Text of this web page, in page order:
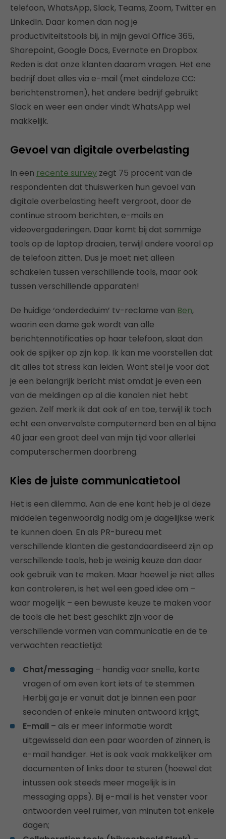
telefoon, WhatsApp, Slack, Teams, Zoom, Twitter en
LinkedIn. Daar komen dan nog je
productiviteitstools bij, in mijn geval Office 365,
Sharepoint, Google Docs, Evernote en Dropbox.
Reden is dat onze klanten daarom vragen. Het ene
bedrijf doet alles via e-mail (met eindeloze CC:
berichtenstromen), het andere bedrijf gebruikt
Slack en weer een ander vindt WhatsApp wel
makkelijk.
Gevoel van digitale overbelasting
In een recente survey zegt 75 procent van de
respondenten dat thuiswerken hun gevoel van
digitale overbelasting heeft vergroot, door de
continue stroom berichten, e-mails en
videovergaderingen. Daar komt bij dat sommige
tools op de laptop draaien, terwijl andere vooral op
de telefoon zitten. Dus je moet niet alleen
schakelen tussen verschillende tools, maar ook
tussen verschillende apparaten!
De huidige ‘onderdeduim’ tv-reclame van Ben,
waarin een dame gek wordt van alle
berichtennotificaties op haar telefoon, slaat dan
ook de spijker op zijn kop. Ik kan me voorstellen dat
dit alles tot stress kan leiden. Want stel je voor dat
je een belangrijk bericht mist omdat je even een
van de meldingen op al die kanalen niet hebt
gezien. Zelf merk ik dat ook af en toe, terwijl ik toch
echt een onvervalste computernerd ben en al bijna
40 jaar een groot deel van mijn tijd voor allerlei
computerschermen doorbreng.
Kies de juiste communicatietool
Het is een dilemma. Aan de ene kant heb je al deze
middelen tegenwoordig nodig om je dagelijkse werk
te kunnen doen. En als PR-bureau met
verschillende klanten die gestandaardiseerd zijn op
verschillende tools, heb je weinig keuze dan daar
ook gebruik van te maken. Maar hoewel je niet alles
kan controleren, is het wel een goed idee om –
waar mogelijk – een bewuste keuze te maken voor
de tools die het best geschikt zijn voor de
verschillende vormen van communicatie en de te
verwachten reactietijd:
Chat/messaging – handig voor snelle, korte
vragen of om even kort iets af te stemmen.
Hierbij ga je er vanuit dat je binnen een paar
seconden of enkele minuten antwoord krijgt;
E-mail – als er meer informatie wordt
uitgewisseld dan een paar woorden of zinnen, is
e-mail handiger. Het is ook vaak makkelijker om
documenten of links door te sturen (hoewel dat
intussen ook steeds meer mogelijk is in
messaging apps). Bij e-mail is het venster voor
antwoorden veel ruimer, van minuten tot enkele
dagen;